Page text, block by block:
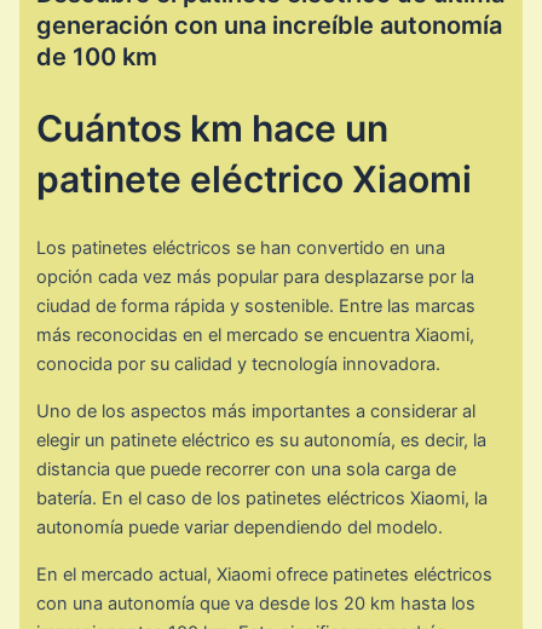
generación con una increíble autonomía
de 100 km
Cuántos km hace un
patinete eléctrico Xiaomi
Los patinetes eléctricos se han convertido en una
opción cada vez más popular para desplazarse por la
ciudad de forma rápida y sostenible. Entre las marcas
más reconocidas en el mercado se encuentra Xiaomi,
conocida por su calidad y tecnología innovadora.
Uno de los aspectos más importantes a considerar al
elegir un patinete eléctrico es su autonomía, es decir, la
distancia que puede recorrer con una sola carga de
batería. En el caso de los patinetes eléctricos Xiaomi, la
autonomía puede variar dependiendo del modelo.
En el mercado actual, Xiaomi ofrece patinetes eléctricos
con una autonomía que va desde los 20 km hasta los